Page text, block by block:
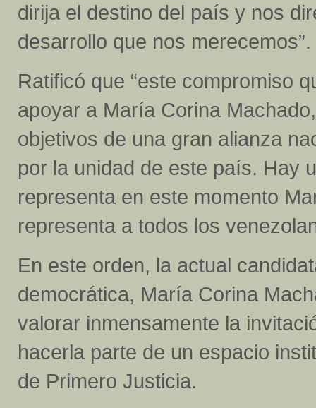
dirija el destino del país y nos
desarrollo que nos merecemos”.
Ratificó que “este compromiso
apoyar a María Corina
objetivos de una gran alianza
por la unidad de este país. Hay
representa en este momento
representa a todos los
En este orden, la actual
democrática, María Corina
valorar inmensamente la
hacerla parte de un espacio
de Primero Justicia.